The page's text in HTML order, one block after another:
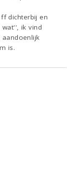
dichterbij en
ik vind
is.